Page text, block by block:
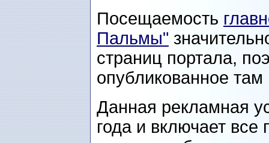
Посещаемость
Пальмы"
страниц портала,
опубликованное
Данная рекламная
года и включает